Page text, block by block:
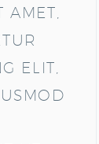
AMET,
ELIT,